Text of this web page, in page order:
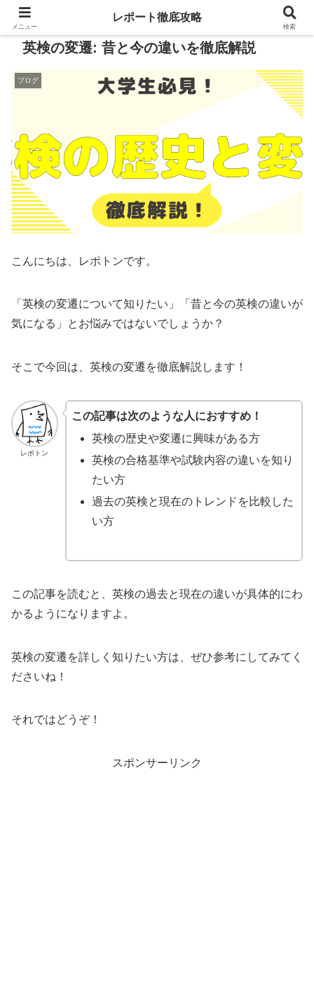
英検の変遷: 昔と今の違いを徹底解説
ブログ
こんにちは、レポトンです。
「英検の変遷について知りたい」「昔と今の英検の違いが
気になる」とお悩みではないでしょうか？
そこで今回は、英検の変遷を徹底解説します！
レポトン
この記事は次のような人におすすめ！
英検の歴史や変遷に興味がある方
英検の合格基準や試験内容の違いを知り
たい方
過去の英検と現在のトレンドを比較した
い方
この記事を読むと、英検の過去と現在の違いが具体的にわ
かるようになりますよ。
英検の変遷を詳しく知りたい方は、ぜひ参考にしてみてく
ださいね！
それではどうぞ！
スポンサーリンク
メニュー
レポート徹底攻略
検索